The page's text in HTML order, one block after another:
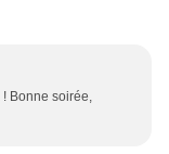
! Bonne soirée,